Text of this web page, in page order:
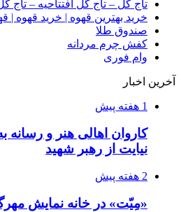
تاج گل – تاج گل افتتاحیه – تاج
خرید بهترین قهوه | خرید قهوه |
صندوق طلا
کفش چرم مردانه
وام فوری
آخرین اخبار
1 هفته پیش
کاروان اهالی هنر و رسانه
نیایت از رهبر شهید
2 هفته پیش
«مِیّت» در خانه نمایش